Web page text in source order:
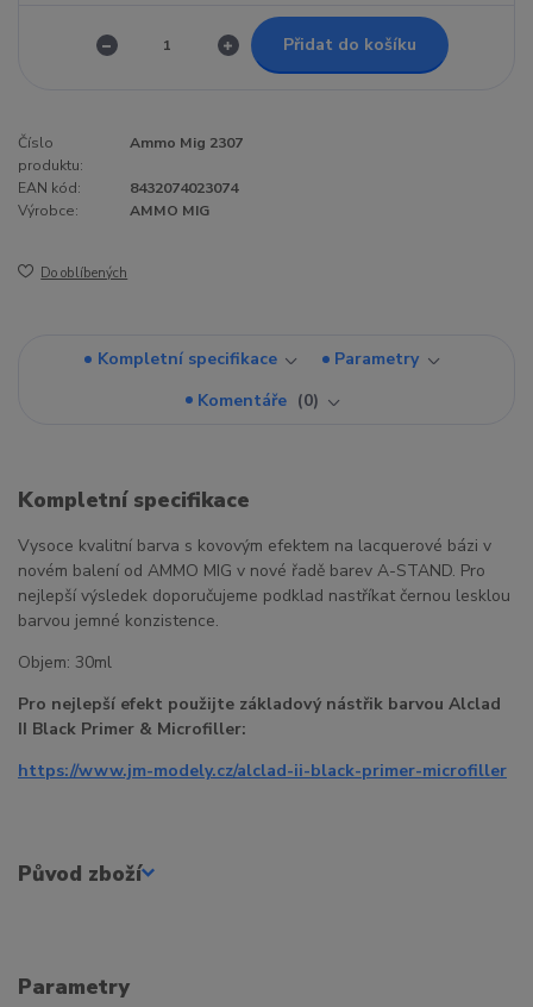
Přidat do košíku
Číslo
produktu:
Ammo Mig 2307
EAN kód:
8432074023074
Výrobce:
AMMO MIG
Do oblíbených
Kompletní specifikace
Parametry
Komentáře
0
Kompletní specifikace
Vysoce kvalitní barva s kovovým efektem na lacquerové bázi v
novém balení od AMMO MIG v nové řadě barev A-STAND. Pro
nejlepší výsledek doporučujeme podklad nastříkat černou lesklou
barvou jemné konzistence.
Objem: 30ml
Pro nejlepší efekt použijte základový nástřik barvou Alclad
II Black Primer & Microfiller:
https://www.jm-modely.cz/alclad-ii-black-primer-microfiller
Původ zboží
Parametry